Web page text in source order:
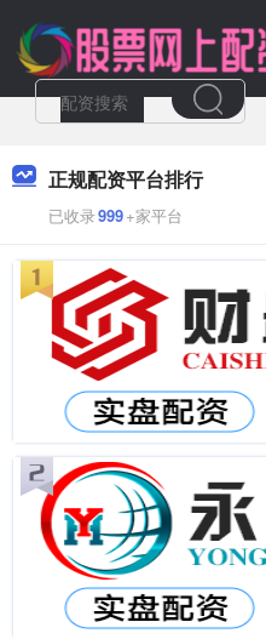
正规配资平台排行
已收录999+家平台